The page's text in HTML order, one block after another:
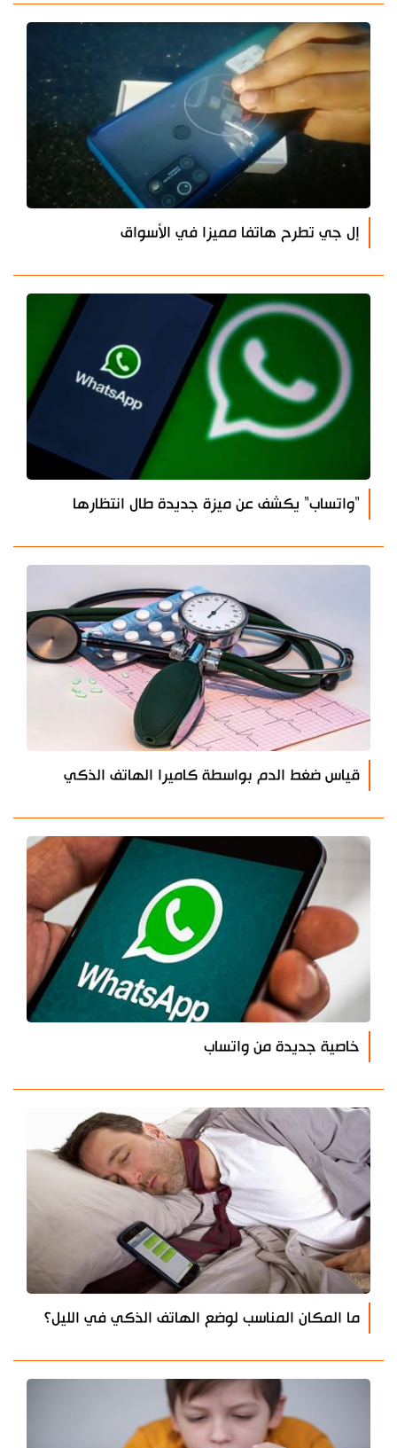
إل جي تطرح هاتفا مميزا في الأسواق
"واتساب" يكشف عن ميزة جديدة طال انتظارها
قياس ضغط الدم بواسطة كاميرا الهاتف الذكي
خاصية جديدة من واتساب
ما المكان المناسب لوضع الهاتف الذكي في الليل؟